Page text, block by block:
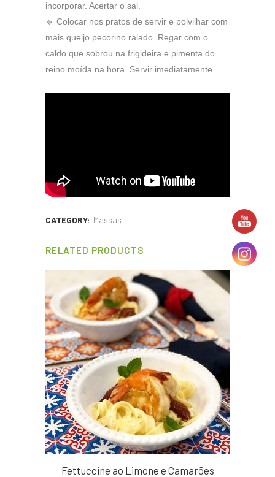
incorporar. Acertar o sal.
🔹 Colocar nos pratos de servir e polvilhar com
mais queijo pecorino ralado. Regar com o
caldo que sobrou na frigideira e pimenta do
reino moída na hora. Servir imediatamente.
CATEGORY: Massas
RELATED PRODUCTS
Fettuccine ao Limone e Camarões